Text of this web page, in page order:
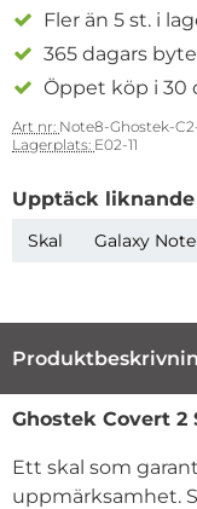
Fler än 5 st. i
365 dagars
Öppet köp i 30
Art nr: Note8-Ghostek-
Lagerplats: E02-11
Upptäck
Skal Galaxy
Ghostek Covert 2
Ett skal som
uppmärksamhet.